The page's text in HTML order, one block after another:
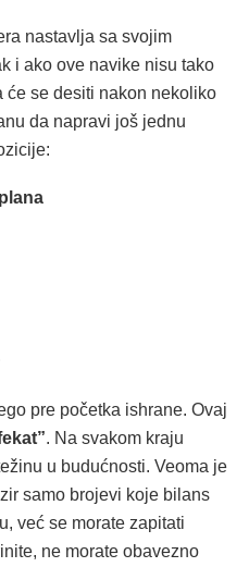
nastavlja sa svojim
i ako ove navike nisu tako
će se desiti nakon nekoliko
da napravi još jednu
pre početka ishrane. Ovaj
. Na svakom kraju
u budućnosti. Veoma je
samo brojevi koje bilans
već se morate zapitati
ne morate obavezno